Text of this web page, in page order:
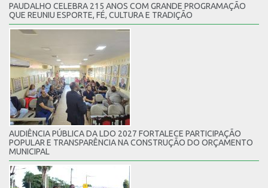
PAUDALHO CELEBRA 215 ANOS COM GRANDE PROGRAMAÇÃO
QUE REUNIU ESPORTE, FÉ, CULTURA E TRADIÇÃO
AUDIÊNCIA PÚBLICA DA LDO 2027 FORTALECE PARTICIPAÇÃO
POPULAR E TRANSPARÊNCIA NA CONSTRUÇÃO DO ORÇAMENTO
MUNICIPAL